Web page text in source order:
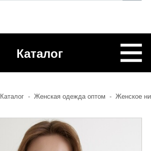
Каталог
Каталог - Женская одежда оптом - Женское